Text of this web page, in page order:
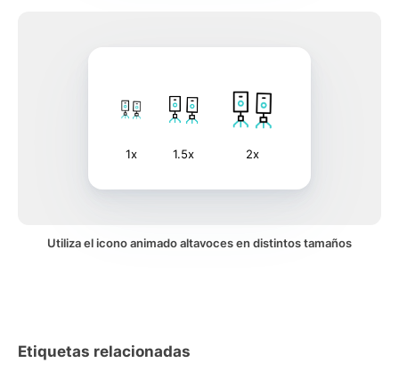
1x 1.5x 2x
Utiliza el icono animado altavoces en distintos tamaños
Etiquetas relacionadas